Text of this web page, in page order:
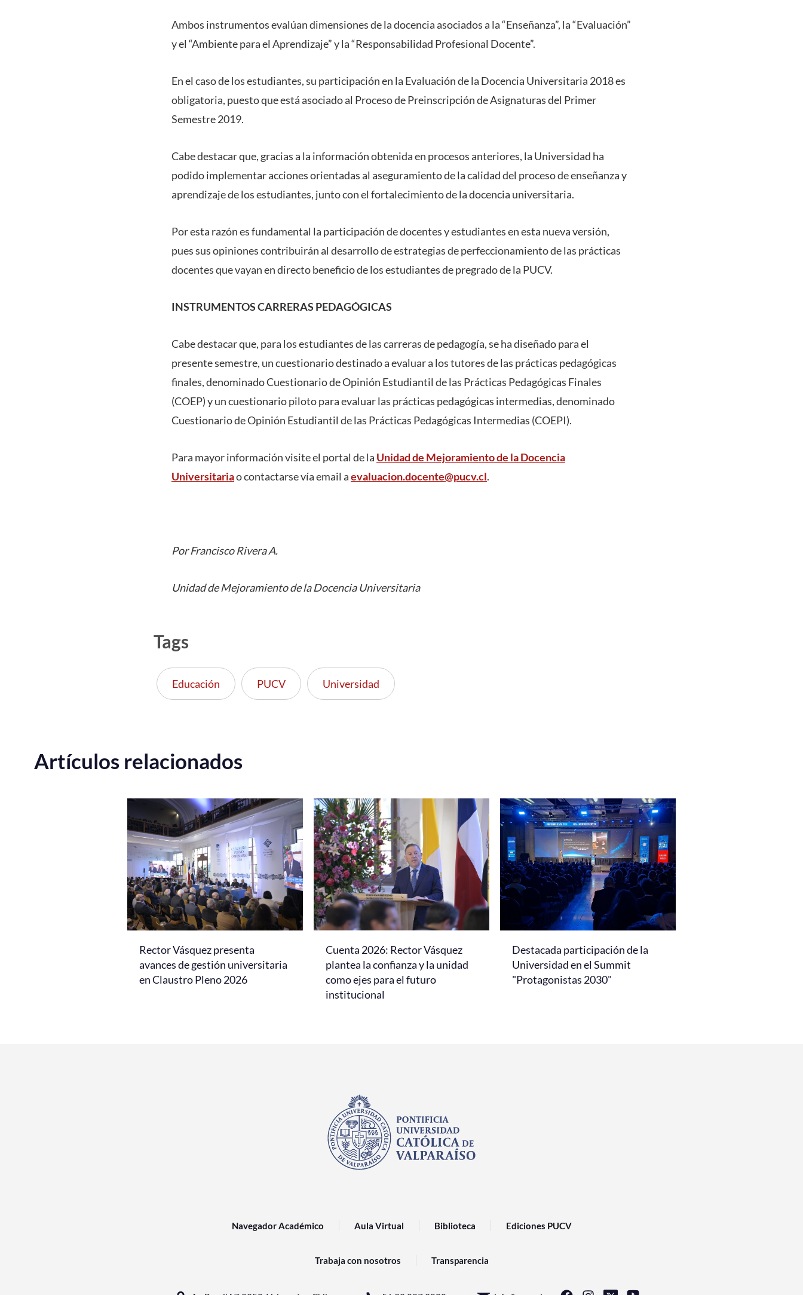
Ambos instrumentos evalúan dimensiones de la docencia asociados a la “Enseñanza”, la “Evaluación”
y el “Ambiente para el Aprendizaje” y la “Responsabilidad Profesional Docente”.
En el caso de los estudiantes, su participación en la Evaluación de la Docencia Universitaria 2018 es
obligatoria, puesto que está asociado al Proceso de Preinscripción de Asignaturas del Primer
Semestre 2019.
Cabe destacar que, gracias a la información obtenida en procesos anteriores, la Universidad ha
podido implementar acciones orientadas al aseguramiento de la calidad del proceso de enseñanza y
aprendizaje de los estudiantes, junto con el fortalecimiento de la docencia universitaria.
Por esta razón es fundamental la participación de docentes y estudiantes en esta nueva versión,
pues sus opiniones contribuirán al desarrollo de estrategias de perfeccionamiento de las prácticas
docentes que vayan en directo beneficio de los estudiantes de pregrado de la PUCV.
INSTRUMENTOS CARRERAS PEDAGÓGICAS
Cabe destacar que, para los estudiantes de las carreras de pedagogía, se ha diseñado para el
presente semestre, un cuestionario destinado a evaluar a los tutores de las prácticas pedagógicas
finales, denominado Cuestionario de Opinión Estudiantil de las Prácticas Pedagógicas Finales
(COEP) y un cuestionario piloto para evaluar las prácticas pedagógicas intermedias, denominado
Cuestionario de Opinión Estudiantil de las Prácticas Pedagógicas Intermedias (COEPI).
Para mayor información visite el portal de la Unidad de Mejoramiento de la Docencia
Universitariao contactarse vía email aevaluacion.docente@pucv.cl.
Por Francisco Rivera A.
Unidad de Mejoramiento de la Docencia Universitaria
Tags
Educación PUCV Universidad
Artículos relacionados
Rector Vásquez presenta
avances de gestión universitaria
en Claustro Pleno 2026
Cuenta 2026: Rector Vásquez
plantea la confianza y la unidad
como ejes para el futuro
institucional
Destacada participación de la
Universidad en el Summit
"Protagonistas 2030"
Navegador Académico Aula Virtual Biblioteca Ediciones PUCV
Trabaja con nosotros Transparencia